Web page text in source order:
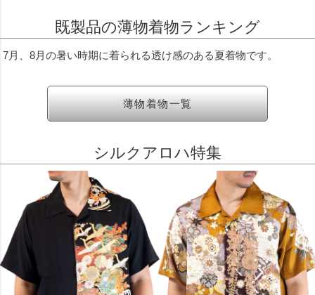
既製品の薄物着物ランキング
7月、8月の暑い時期に着られる透け感のある夏着物です。
薄物着物一覧
シルクアロハ特集